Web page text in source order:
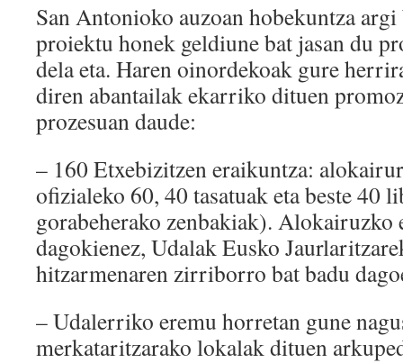
San Antonioko auzoan hobekuntza argi
proiektu honek geldiune bat jasan du
dela eta. Haren oinordekoak gure
diren abantailak ekarriko dituen
prozesuan daude:
– 160 Etxebizitzen eraikuntza:
ofizialeko 60, 40 tasatuak eta beste 40
gorabeherako zenbakiak). Alokairuzko
dagokienez, Udalak Eusko
hitzarmenaren zirriborro bat badu
– Udalerriko eremu horretan gune
merkataritzarako lokalak dituen